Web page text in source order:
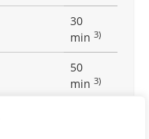
30
min 3)
50
min 3)